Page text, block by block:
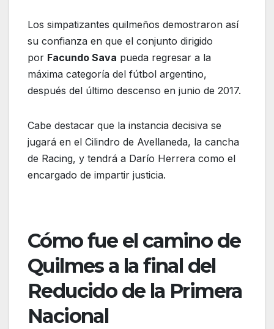
Los simpatizantes quilmeños demostraron así
su confianza en que el conjunto dirigido
por Facundo Sava pueda regresar a la
máxima categoría del fútbol argentino,
después del último descenso en junio de 2017.
Cabe destacar que la instancia decisiva se
jugará en el Cilindro de Avellaneda, la cancha
de Racing, y tendrá a Darío Herrera como el
encargado de impartir justicia.
Cómo fue el camino de
Quilmes a la final del
Reducido de la Primera
Nacional